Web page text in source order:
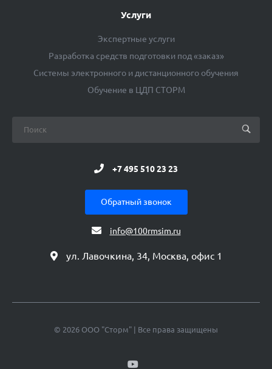
Услуги
Экспертные услуги
Разработка средств подготовки под «заказ»
Системы электронного и дистанционного обучения
Обучение в ЦДП СТОРМ
+7 495 510 23 23
Обратный звонок
info@100rmsim.ru
ул. Лавочкина, 34, Москва, офис 1
© 2026 ООО "Сторм" | Все права защищены